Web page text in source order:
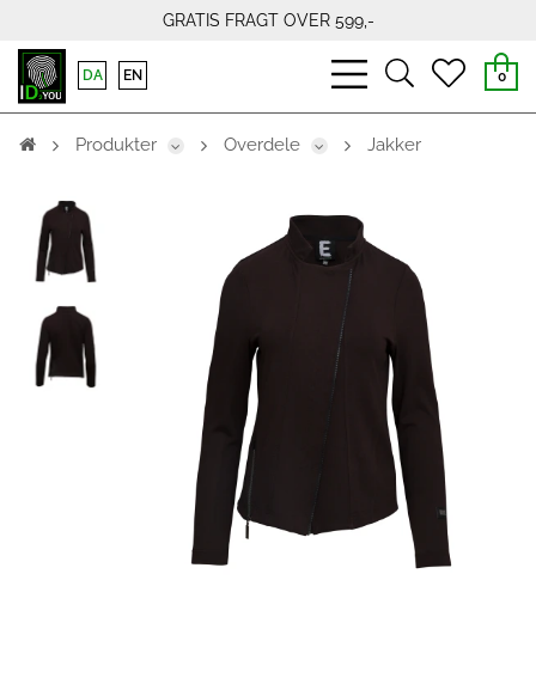
GRATIS FRAGT OVER 599,-
bars
light
searchheart
0
DA EN
Produkter Overdele Jakker